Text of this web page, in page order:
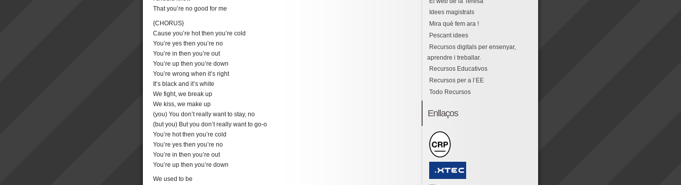
That you’re no good for me
{CHORUS}
Cause you’re hot then you’re cold
You’re yes then you’re no
You’re in then you’re out
You’re up then you’re down
You’re wrong when it’s right
It’s black and it’s white
We fight, we break up
We kiss, we make up
(you) You don’t really want to stay, no
(but you) But you don’t really want to go-o
You’re hot then you’re cold
You’re yes then you’re no
You’re in then you’re out
You’re up then you’re down
We used to be
Idees magistrals
Mira què fem ara !
Pescant idees
Recursos digitals per ensenyar,
aprendre i treballar.
Recursos Educativos
Recursos per a l’EE
Todo Recursos
Enllaços